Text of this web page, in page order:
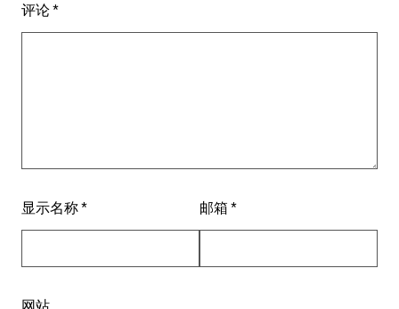
评论*
显示名称* 邮箱 *
网站